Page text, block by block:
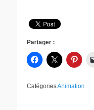
Partager :
CatégoriesAnimation